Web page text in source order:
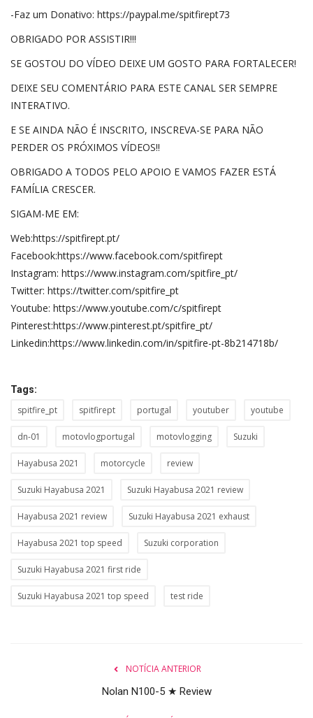
-Faz um Donativo: https://paypal.me/spitfirept73
OBRIGADO POR ASSISTIR!!!
SE GOSTOU DO VÍDEO DEIXE UM GOSTO PARA FORTALECER!
DEIXE SEU COMENTÁRIO PARA ESTE CANAL SER SEMPRE
INTERATIVO.
E SE AINDA NÃO É INSCRITO, INSCREVA-SE PARA NÃO
PERDER OS PRÓXIMOS VÍDEOS!!
OBRIGADO A TODOS PELO APOIO E VAMOS FAZER ESTÁ
FAMÍLIA CRESCER.
SIGAM-ME EM:
Web:https://spitfirept.pt/
Facebook:https://www.facebook.com/spitfirept
Instagram: https://www.instagram.com/spitfire_pt/
Twitter: https://twitter.com/spitfire_pt
Youtube: https://www.youtube.com/c/spitfirept
Pinterest:https://www.pinterest.pt/spitfire_pt/
Linkedin:https://www.linkedin.com/in/spitfire-pt-8b214718b/
Tags:
spitfire_pt spitfirept portugal youtuber youtube
dn-01 motovlogportugal motovlogging Suzuki
Hayabusa 2021 motorcycle review
Suzuki Hayabusa 2021 Suzuki Hayabusa 2021 review
Hayabusa 2021 review Suzuki Hayabusa 2021 exhaust
Hayabusa 2021 top speed Suzuki corporation
Suzuki Hayabusa 2021 first ride
Suzuki Hayabusa 2021 top speed test ride
NOTÍCIA ANTERIOR
Nolan N100-5 ★ Review